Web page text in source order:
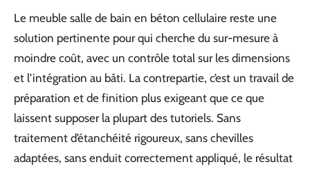
Le meuble salle de bain en béton cellulaire reste une
solution pertinente pour qui cherche du sur-mesure à
moindre coût, avec un contrôle total sur les dimensions
et l’intégration au bâti. La contrepartie, c’est un travail de
préparation et de finition plus exigeant que ce que
laissent supposer la plupart des tutoriels. Sans
traitement d’étanchéité rigoureux, sans chevilles
adaptées, sans enduit correctement appliqué, le résultat